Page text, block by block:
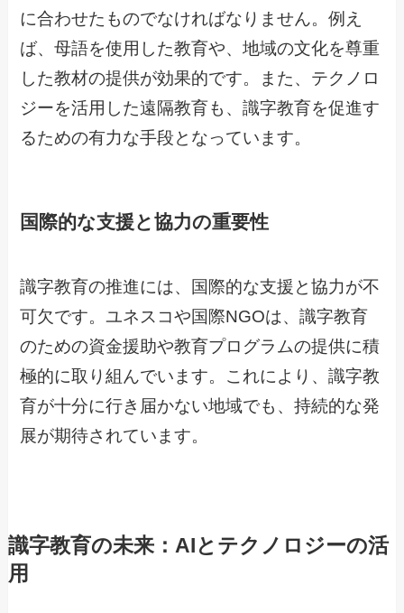
に合わせたものでなければなりません。例え
ば、母語を使用した教育や、地域の文化を尊重
した教材の提供が効果的です。また、テクノロ
ジーを活用した遠隔教育も、識字教育を促進す
るための有力な手段となっています。
国際的な支援と協力の重要性
識字教育の推進には、国際的な支援と協力が不
可欠です。ユネスコや国際NGOは、識字教育
のための資金援助や教育プログラムの提供に積
極的に取り組んでいます。これにより、識字教
育が十分に行き届かない地域でも、持続的な発
展が期待されています。
識字教育の未来：AIとテクノロジーの活
用